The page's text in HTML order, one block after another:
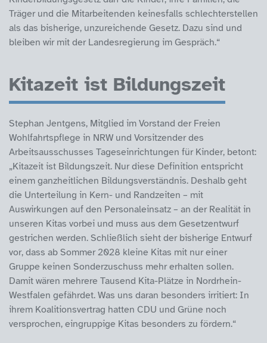
Träger und die Mitarbeitenden keinesfalls schlechterstellen
als das bisherige, unzureichende Gesetz. Dazu sind und
bleiben wir mit der Landesregierung im Gespräch.“
Kitazeit ist Bildungszeit
Stephan Jentgens, Mitglied im Vorstand der Freien
Wohlfahrtspflege in NRW und Vorsitzender des
Arbeitsausschusses Tageseinrichtungen für Kinder, betont:
„Kitazeit ist Bildungszeit. Nur diese Definition entspricht
einem ganzheitlichen Bildungsverständnis. Deshalb geht
die Unterteilung in Kern- und Randzeiten – mit
Auswirkungen auf den Personaleinsatz – an der Realität in
unseren Kitas vorbei und muss aus dem Gesetzentwurf
gestrichen werden. Schließlich sieht der bisherige Entwurf
vor, dass ab Sommer 2028 kleine Kitas mit nur einer
Gruppe keinen Sonderzuschuss mehr erhalten sollen.
Damit wären mehrere Tausend Kita-Plätze in Nordrhein-
Westfalen gefährdet. Was uns daran besonders irritiert: In
ihrem Koalitionsvertrag hatten CDU und Grüne noch
versprochen, eingruppige Kitas besonders zu fördern.“